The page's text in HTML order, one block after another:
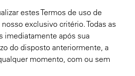
estes Termos de uso de
exclusivo critério. Todas as
imediatamente após sua
do disposto anteriormente, a
momento, com ou sem